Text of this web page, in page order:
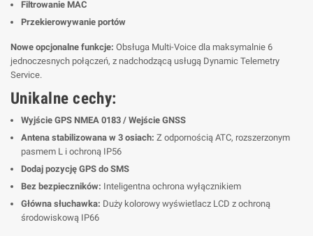
Filtrowanie MAC
Przekierowywanie portów
Nowe opcjonalne funkcje: Obsługa Multi-Voice dla maksymalnie 6
jednoczesnych połączeń, z nadchodzącą usługą Dynamic Telemetry
Service.
Unikalne cechy:
Wyjście GPS NMEA 0183 / Wejście GNSS
Antena stabilizowana w 3 osiach: Z odpornością ATC, rozszerzonym
pasmem L i ochroną IP56
Dodaj pozycję GPS do SMS
Bez bezpieczników: Inteligentna ochrona wyłącznikiem
Główna słuchawka: Duży kolorowy wyświetlacz LCD z ochroną
środowiskową IP66